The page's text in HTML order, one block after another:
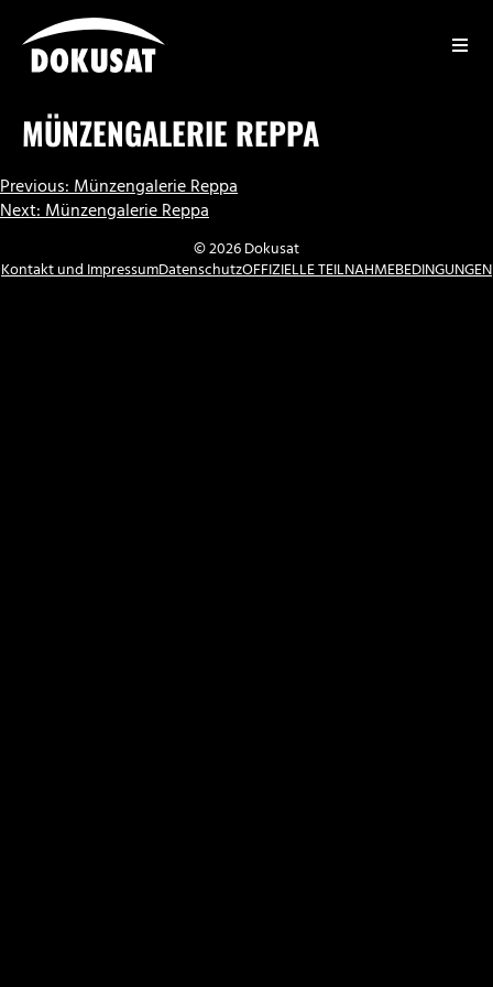
Inhalt
springen
MÜNZENGALERIE REPPA
BEITRAGSNAVIGATION
Previous:Münzengalerie Reppa
Next:Münzengalerie Reppa
© 2026 Dokusat
Kontakt und ImpressumDatenschutzOFFIZIELLE TEILNAHMEBEDINGUNGEN